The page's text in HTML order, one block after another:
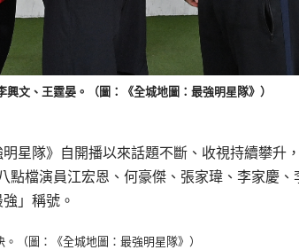
文、王霆晏。（圖：《全城地圖：最強明星隊》）
星隊》自開播以來話題不斷、收視持續攀升
點檔演員江宏恩、何豪傑、張家瑋、李家慶
」稱號。
（圖：《全城地圖：最強明星隊》）